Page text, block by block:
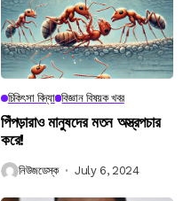
চিকিৎসা বিদ্যা বিজ্ঞান বিষয়ক খবর
পিঁপড়ারাও মানুষদের মতন অস্ত্রপচার
করে!
নিউজডেস্ক July 6, 2024